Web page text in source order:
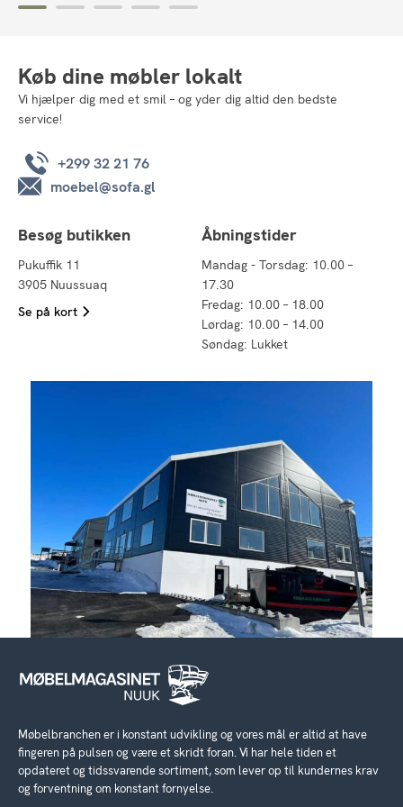
Køb dine møbler lokalt
Vi hjælper dig med et smil – og yder dig altid den bedste
service!
+299 32 21 76
moebel@sofa.gl
Besøg butikken
Pukuffik 11
3905 Nuussuaq
Se på kort
Åbningstider
Mandag - Torsdag: 10.00 –
17.30
Fredag: 10.00 – 18.00
Lørdag: 10.00 – 14.00
Søndag: Lukket
Møbelbranchen er i konstant udvikling og vores mål er altid at have
fingeren på pulsen og være et skridt foran. Vi har hele tiden et
opdateret og tidssvarende sortiment, som lever op til kundernes krav
og forventning om konstant fornyelse.